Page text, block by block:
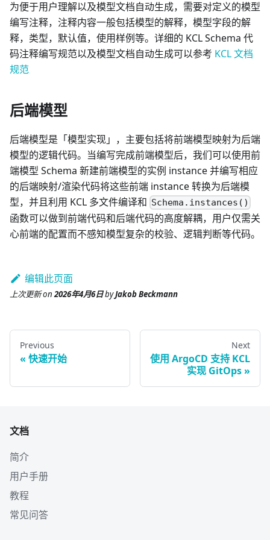
为便于用户理解以及模型文档自动生成，需要对定义的模型
编写注释，注释内容一般包括模型的解释，模型字段的解
释，类型，默认值，使用样例等。详细的 KCL Schema 代
码注释编写规范以及模型文档自动生成可以参考 KCL 文档
规范
后端模型
后端模型是「模型实现」，主要包括将前端模型映射为后端
模型的逻辑代码。当编写完成前端模型后，我们可以使用前
端模型 Schema 新建前端模型的实例 instance 并编写相应
的后端映射/渲染代码将这些前端 instance 转换为后端模
型，并且利用 KCL 多文件编译和 Schema.instances()
函数可以做到前端代码和后端代码的高度解耦，用户仅需关
心前端的配置而不感知模型复杂的校验、逻辑判断等代码。
编辑此页面
上次更新on2026年4月6日byJakob Beckmann
Previous
快速开始
Next
使用 ArgoCD 支持 KCL
实现 GitOps
文档
简介
用户手册
教程
常见问答